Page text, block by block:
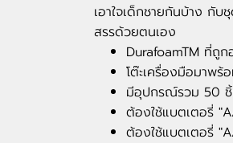
เอาใจเด็กชายกันบ้าง กั
สรรด้วยตนเอง
DurafoamTM ที่ถู
โต๊ะเครื่องมือมาพ
มีอุปกรณ์รวม 50
ต้องใช้แบตเตอรี่
ต้องใช้แบตเตอรี่